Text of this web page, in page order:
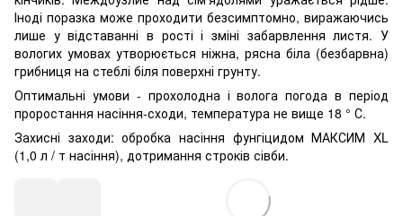
Іноді поразка може проходити безсимптомно, виражаючись
лише у відставанні в рості і зміні забарвлення листя. У
вологих умовах утворюється ніжна, рясна біла (безбарвна)
грибниця на стеблі біля поверхні грунту.
Оптимальні умови - прохолодна і волога погода в період
проростання насіння-сходи, температура не вище 18 ° С.
Захисні заходи: обробка насіння фунгіцидом МАКСИМ XL
(1,0 л / т насіння), дотримання строків сівби.